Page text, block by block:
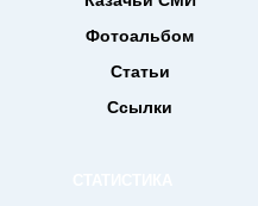
Фотоальбом
Статьи
Ссылки